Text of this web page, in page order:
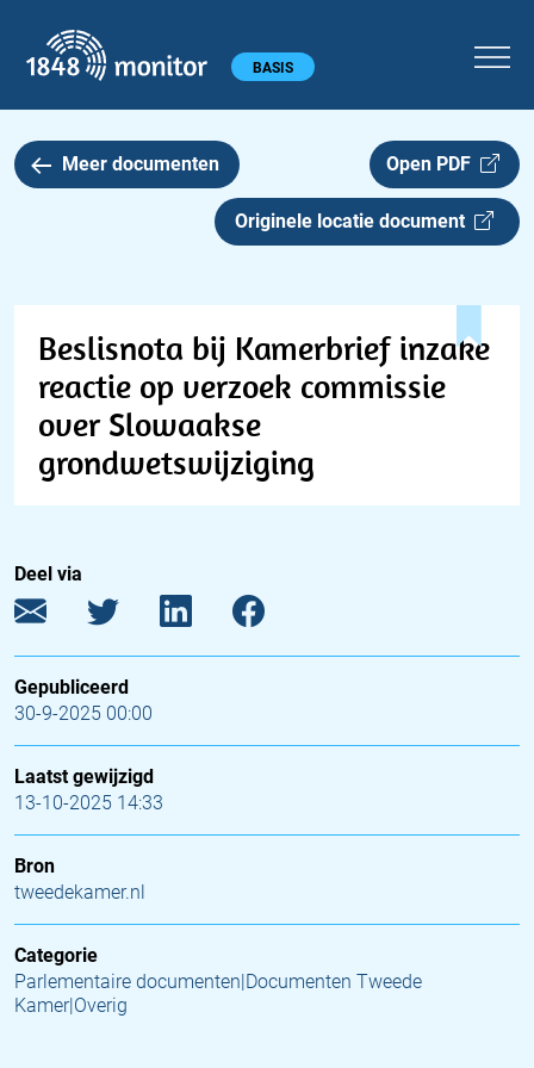
Hoofdmenu BASIS
Meer documenten Open PDF
Originele locatie document
Beslisnota bij Kamerbrief inzake
reactie op verzoek commissie
over Slowaakse
grondwetswijziging
Deel via
Gepubliceerd
30-9-2025 00:00
Laatst gewijzigd
13-10-2025 14:33
Bron
tweedekamer.nl
Categorie
Parlementaire documenten|Documenten Tweede
Kamer|Overig